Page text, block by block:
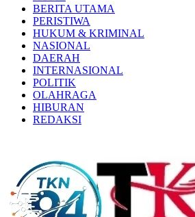
BERITA UTAMA
PERISTIWA
HUKUM & KRIMINAL
NASIONAL
DAERAH
INTERNASIONAL
POLITIK
OLAHRAGA
HIBURAN
REDAKSI